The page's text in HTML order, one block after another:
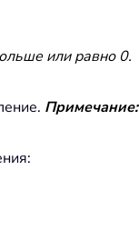
или равно 0.
Примечание: